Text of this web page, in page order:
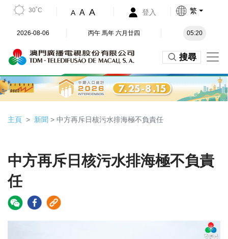
30˚C A A A 登入 繁
2026-08-06 丙午 馬年 六月廿四 05:20
搜尋
主頁 新聞 > 中方再斥日核污水排海極不負責任
中方再斥日核污水排海極不負責
任